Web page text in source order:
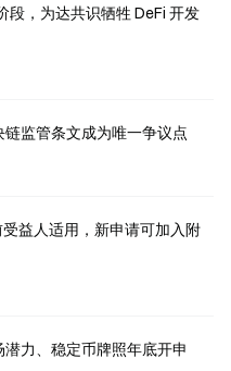
段，为达共识牺牲 DeFi 开发
链监管条文成为唯一争议点
益人适用，新申请可加入附
力、稳定币牌照年底开申